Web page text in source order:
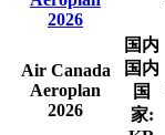
2026
Air Canada
Aeroplan
2026
国内
国内
国
家: